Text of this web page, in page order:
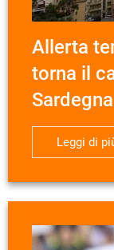
Allerta
torna il
Sardegna
Leggi di